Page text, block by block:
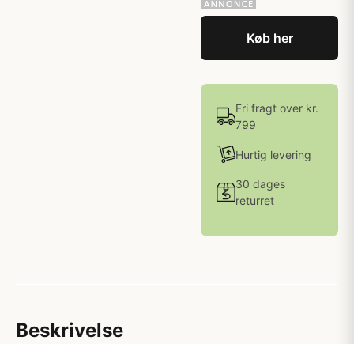
Køb her
Fri fragt over kr.
799
Hurtig levering
30 dages
returret
Beskrivelse